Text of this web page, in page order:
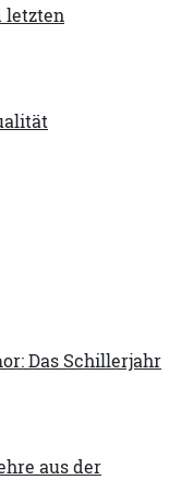
letzten
Das Schillerjahr
aus der